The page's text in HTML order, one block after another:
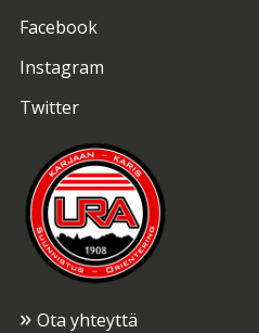
Facebook
Instagram
Twitter
Ota yhteyttä